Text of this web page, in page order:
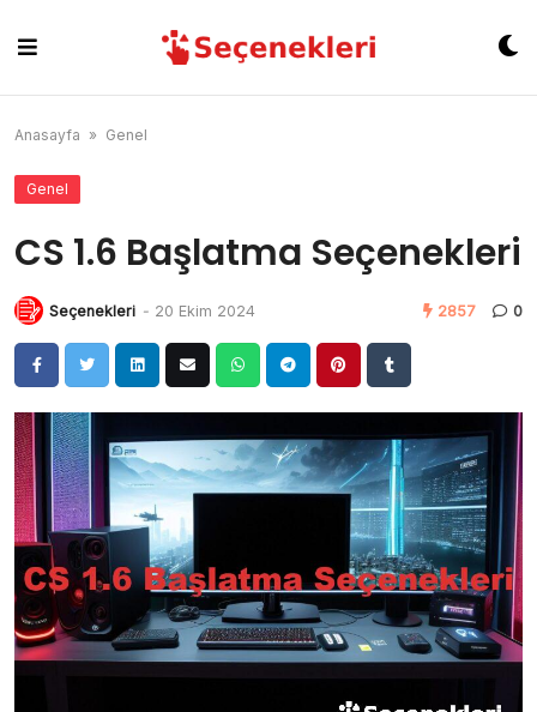
content
Anasayfa » Genel
Genel
CS 1.6 Başlatma Seçenekleri
Seçenekleri - 20 Ekim 2024 2857 0